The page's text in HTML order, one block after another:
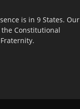
is in 9 States. Our
Constitutional